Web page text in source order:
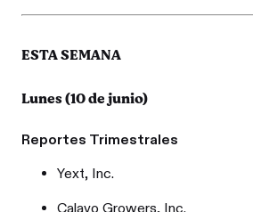
ESTA SEMANA
Lunes (10 de junio)
Reportes Trimestrales
Yext, Inc.